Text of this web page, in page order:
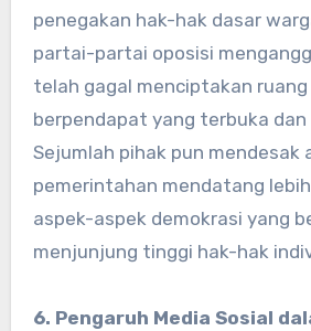
penegakan hak-hak dasar
partai-partai oposisi
telah gagal menciptakan
berpendapat yang terbuka
Sejumlah pihak pun mendesak
pemerintahan mendatang
aspek-aspek demokrasi yang
menjunjung tinggi hak-hak
6. Pengaruh Media Sosial